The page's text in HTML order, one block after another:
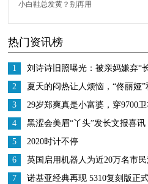
小白鞋总发黄？别再用
让你每天就像穿新鞋
热门资讯榜
1
刘诗诗旧照曝光：被亲妈嫌弃“
行”，不会打扮真的太吃亏！
2
夏天的闷热让人烦恼，“佟丽娅”
迎”给你换发型的勇气！
3
29岁郑爽真是小富婆，穿9700
16200包自拍，“竹竿腿”抢镜
4
黑涩会美眉“丫头”发长文报喜讯
于结婚了”
5
2020时计不停
6
英国启用机器人为近20万名市
物，已完成超10万次派送
7 诺基亚经典再现 5310复刻版正